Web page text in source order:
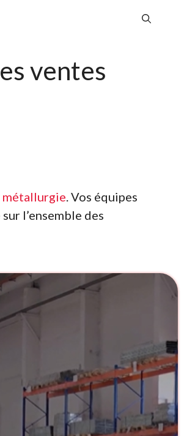
ventes
métallurgie . Vos équipes
l’ensemble des